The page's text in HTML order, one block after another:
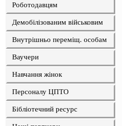
Роботодавцям
Демобілізованим військовим
Внутрішньо переміщ. особам
Ваучери
Навчання жінок
Персоналу ЦПТО
Бібліотечний ресурс